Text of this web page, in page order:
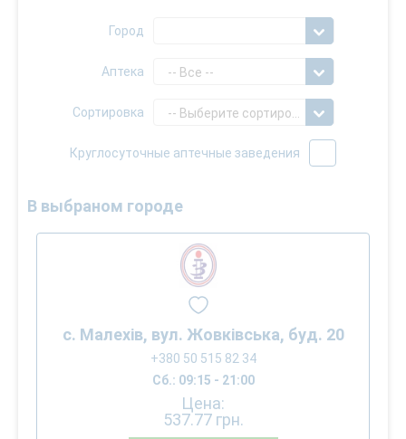
Город
Аптека -- Все --
Сортировка
Круглосуточные аптечные заведения
В выбраном городе
с. Малехів, вул. Жовківська, буд. 20
+380 50 515 82 34
Сб.: 09:15 - 21:00
Цена:
537.77 грн.